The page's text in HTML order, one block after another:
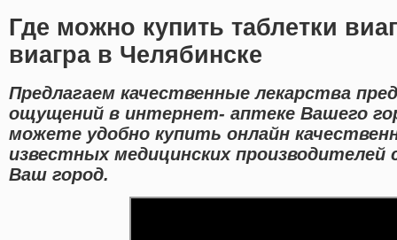
Где можно купить таблетки
виагра в Челябинске
Предлагаем качественные лекарства
ощущений в интернет- аптеке Вашего
можете удобно купить онлайн
известных медицинских производителей
Ваш город.